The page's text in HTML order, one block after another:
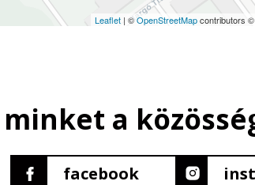
Leaflet | ©OpenStreetMapcontributors ©
minket a
facebook